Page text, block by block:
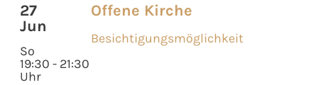
27
Jun
So
19:30 - 21:30
Uhr
Offene Kirche
Besichtigungsmöglichkeit